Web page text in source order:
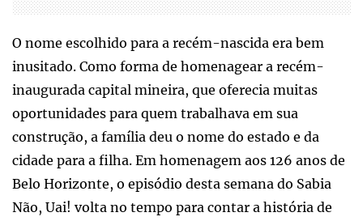
O nome escolhido para a recém-nascida era bem
inusitado. Como forma de homenagear a recém-
inaugurada capital mineira, que oferecia muitas
oportunidades para quem trabalhava em sua
construção, a família deu o nome do estado e da
cidade para a filha. Em homenagem aos 126 anos de
Belo Horizonte, o episódio desta semana do Sabia
Não, Uai! volta no tempo para contar a história de